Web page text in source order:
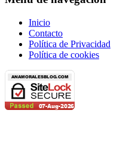
Inicio
Contacto
Política de Privacidad
Política de cookies